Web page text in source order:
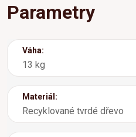
Parametry
Váha:
13 kg
Materiál:
Recyklované tvrdé dřevo